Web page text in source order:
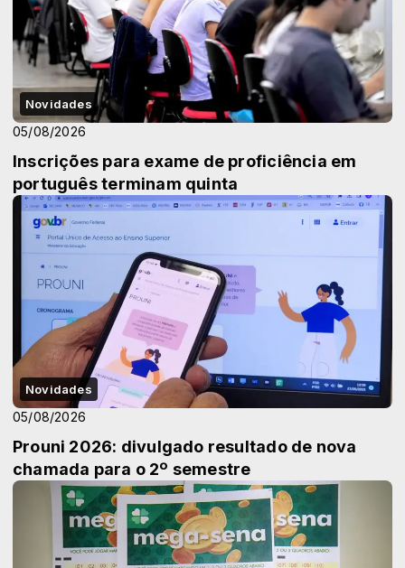
Novidades
05/08/2026
Inscrições para exame de proficiência em
português terminam quinta
Novidades
05/08/2026
Prouni 2026: divulgado resultado de nova
chamada para o 2º semestre